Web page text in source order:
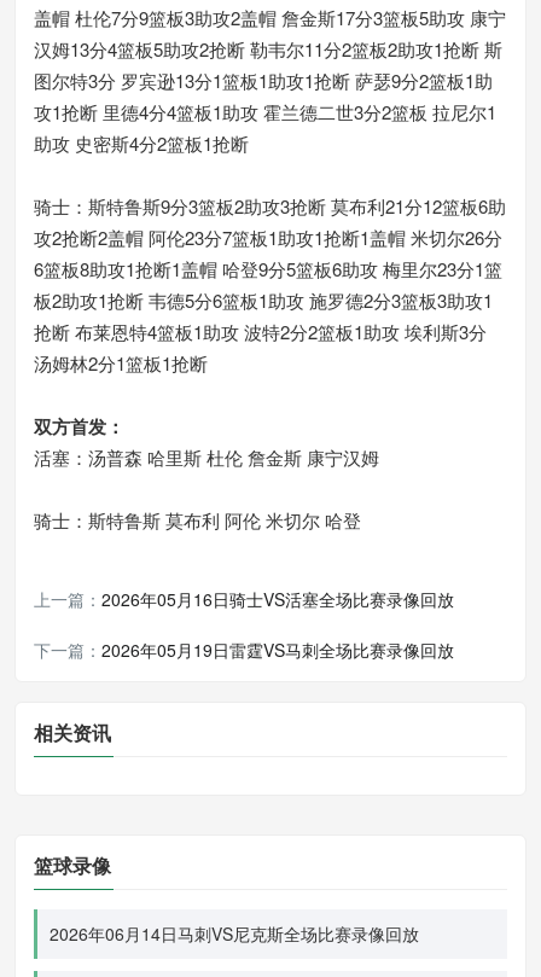
盖帽 杜伦7分9篮板3助攻2盖帽 詹金斯17分3篮板5助攻 康宁
汉姆13分4篮板5助攻2抢断 勒韦尔11分2篮板2助攻1抢断 斯
图尔特3分 罗宾逊13分1篮板1助攻1抢断 萨瑟9分2篮板1助
攻1抢断 里德4分4篮板1助攻 霍兰德二世3分2篮板 拉尼尔1
助攻 史密斯4分2篮板1抢断
骑士：斯特鲁斯9分3篮板2助攻3抢断 莫布利21分12篮板6助
攻2抢断2盖帽 阿伦23分7篮板1助攻1抢断1盖帽 米切尔26分
6篮板8助攻1抢断1盖帽 哈登9分5篮板6助攻 梅里尔23分1篮
板2助攻1抢断 韦德5分6篮板1助攻 施罗德2分3篮板3助攻1
抢断 布莱恩特4篮板1助攻 波特2分2篮板1助攻 埃利斯3分
汤姆林2分1篮板1抢断
双方首发：
活塞：汤普森 哈里斯 杜伦 詹金斯 康宁汉姆
骑士：斯特鲁斯 莫布利 阿伦 米切尔 哈登
上一篇： 2026年05月16日骑士VS活塞全场比赛录像回放
下一篇： 2026年05月19日雷霆VS马刺全场比赛录像回放
相关资讯
篮球录像
2026年06月14日马刺VS尼克斯全场比赛录像回放